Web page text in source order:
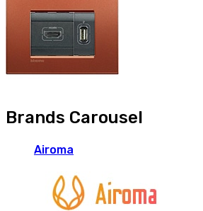
Brands Carousel
Airoma